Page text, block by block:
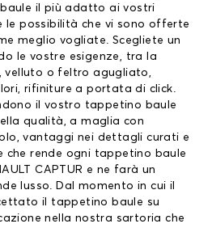
il più adatto ai vostri
le possibilità che vi sono offerte
meglio vogliate. Scegliete un
le vostre esigenze, tra la
velluto o feltro agugliato,
rifiniture a portata di click.
il vostro tappetino baule
qualità, a maglia con
vantaggi nei dettagli curati e
che rende ogni tappetino baule
CAPTUR e ne farà un
lusso. Dal momento in cui il
il tappetino baule su
nella nostra sartoria che